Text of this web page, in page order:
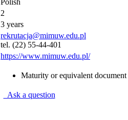
2
3 years
rekrutacja@mimuw.edu.pl
tel. (22) 55-44-401
https://www.mimuw.edu.pl/
Maturity or equivalent document
Ask a question